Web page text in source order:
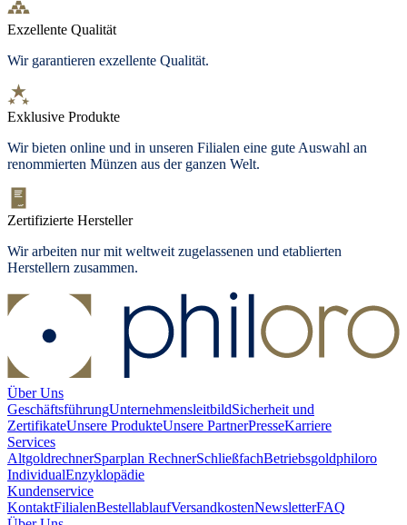
Exzellente Qualität
Wir garantieren exzellente Qualität.
Exklusive Produkte
Wir bieten online und in unseren Filialen eine gute Auswahl an
renommierten Münzen aus der ganzen Welt.
Zertifizierte Hersteller
Wir arbeiten nur mit weltweit zugelassenen und etablierten
Herstellern zusammen.
Über Uns
GeschäftsführungUnternehmensleitbildSicherheit und
ZertifikateUnsere ProdukteUnsere PartnerPresseKarriere
Services
AltgoldrechnerSparplan RechnerSchließfachBetriebsgoldphiloro
IndividualEnzyklopädie
Kundenservice
KontaktFilialenBestellablaufVersandkostenNewsletterFAQ